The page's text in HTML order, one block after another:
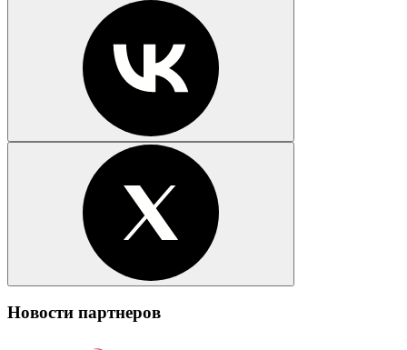
Новости партнеров